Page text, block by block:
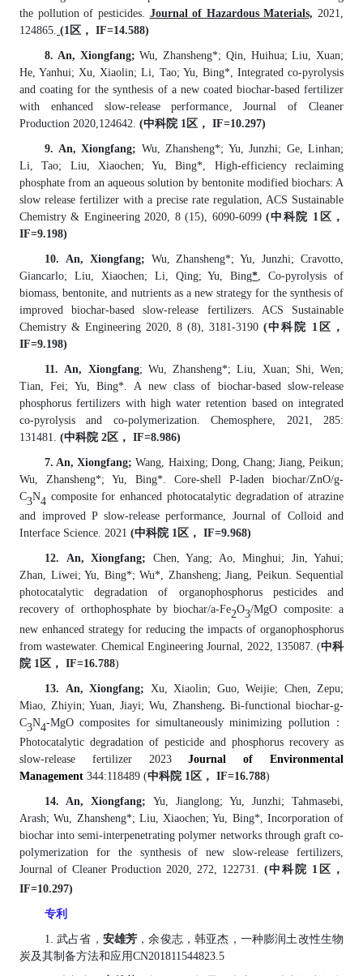
the pollution of pesticides. Journal of Hazardous Materials, 2021,
124865. (1 区， IF=14.588)
8. An, Xiongfang;Wu, Zhansheng*; Qin, Huihua; Liu, Xuan;
He, Yanhui; Xu, Xiaolin; Li, Tao; Yu, Bing*, Integrated co-pyrolysis
and coating for the synthesis of a new coated biochar-based fertilizer
with enhanced slow-release performance, Journal of Cleaner
Production 2020,124642. (中科院 1 区， IF=10.297)
9. An, Xiongfang; Wu, Zhansheng*; Yu, Junzhi; Ge, Linhan;
Li, Tao; Liu, Xiaochen; Yu, Bing*, High-efficiency reclaiming
phosphate from an aqueous solution by bentonite modified biochars: A
slow release fertilizer with a precise rate regulation, ACS Sustainable
Chemistry & Engineering 2020, 8 (15), 6090-6099 (中科院 1 区，
IF=9.198)
10. An, Xiongfang; Wu, Zhansheng*; Yu, Junzhi; Cravotto,
Giancarlo; Liu, Xiaochen; Li, Qing; Yu, Bing* , Co-pyrolysis of
biomass, bentonite, and nutrients as a new strategy for the synthesis of
improved biochar-based slow-release fertilizers. ACS Sustainable
Chemistry & Engineering 2020, 8 (8), 3181-3190 (中科院 1 区，
IF=9.198)
11 . An, Xiongfang; Wu, Zhansheng*; Liu, Xuan; Shi, Wen;
Tian, Fei; Yu, Bing*
A new class of biochar-based slow-release
phosphorus fertilizers with high water retention based on integrated
co-pyrolysis and co-polymerization. Chemosphere, 2021, 285:
131481. (中科院 2区， IF=8.986)
7. An, Xiongfang; Wang, Haixing; Dong, Chang; Jiang, Peikun;
Wu, Zhansheng*; Yu, Bing*
Core-shell P-laden biochar/ZnO/g-
C3N4 composite for enhanced photocatalytic degradation of atrazine
and improved P slow-release performance, Journal of Colloid and
Interface Science. 2021 (中科院 1区， IF=9.968)
12. An, Xiongfang; Chen, Yang; Ao, Minghui; Jin, Yahui;
Zhan, Liwei; Yu, Bing*; Wu*, Zhansheng; Jiang, Peikun. Sequential
photocatalytic degradation of organophosphorus pesticides and
recovery of orthophosphate by biochar/a-Fe2O3/MgO composite: a
new enhanced strategy for reducing the impacts of organophosphorus
from wastewater. Chemical Engineering Journal, 2022, 135087. (中科
院 1 区， IF=16.788)
13. An, Xiongfang; Xu, Xiaolin; Guo, Weijie; Chen, Zepu;
Miao, Zhiyin; Yuan, Jiayi; Wu, Zhansheng. Bi-functional biochar-g-
C3N4-MgO composites for simultaneously minimizing pollution ：
Photocatalytic degradation of pesticide and phosphorus recovery as
slow-release fertilizer 2023Journal of Environmental
Management 344:118489 (中科院 1区， IF=16.788)
14. An, Xiongfang; Yu, Jianglong; Yu, Junzhi; Tahmasebi,
Arash; Wu, Zhansheng*; Liu, Xiaochen; Yu, Bing*, Incorporation of
biochar into semi-interpenetrating polymer networks through graft co-
polymerization for the synthesis of new slow-release fertilizers,
Journal of Cleaner Production 2020, 272, 122731. (中科院 1 区，
IF=10.297)
专利
1. 武占省， 安雄芳 ，余俊志，韩亚杰，一种膨润土改性生物
炭及其制备方法和应用CN201811544823.5